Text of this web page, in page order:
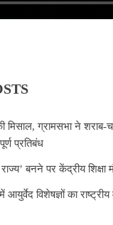
मिसाल, ग्रामसभा ने
प्रतिबंध
बनने पर केंद्रीय शिक्षा
विशेषज्ञों का